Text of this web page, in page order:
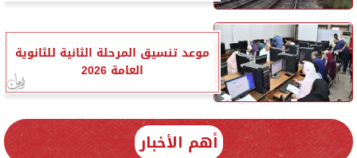
موعد تنسيق المرحلة الثانية للثانوية
العامة 2026
أهم الأخبار